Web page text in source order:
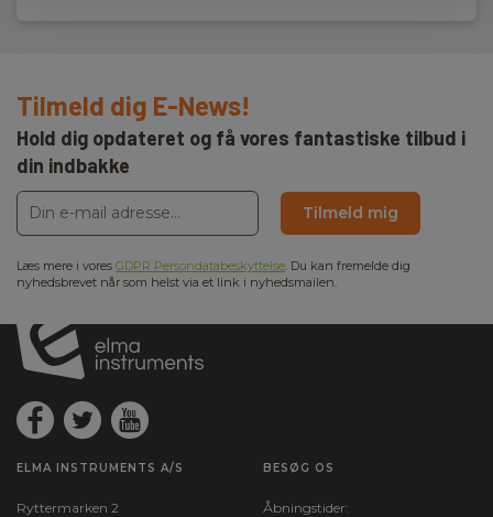
Tilmeld dig E-News!
Hold dig opdateret og få vores fantastiske tilbud i
din indbakke
Tilmeld mig
Læs mere i vores GDPR Persondatabeskyttelse. Du kan fremelde dig
nyhedsbrevet når som helst via et link i nyhedsmailen.
ELMA INSTRUMENTS A/S
Ryttermarken 2
BESØG OS
Åbningstider: